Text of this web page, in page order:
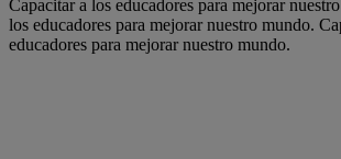
Capacitar a los educadores para mejorar
los educadores para mejorar nuestro mundo.
educadores para mejorar nuestro mundo.